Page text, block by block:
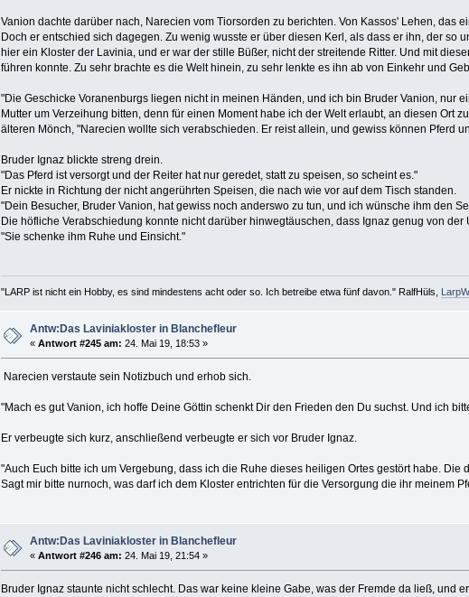
Vanion dachte darüber nach, Narecien vom Tiorsorden zu berichten. Von Kassos' Lehen, das
Doch er entschied sich dagegen. Zu wenig wusste er über diesen Kerl, als dass er ihn, der so
hier ein Kloster der Lavinia, und er war der stille Büßer, nicht der streitende Ritter. Und mit
führen konnte. Zu sehr brachte es die Welt hinein, zu sehr lenkte es ihn ab von Einkehr und
"Die Geschicke Voranenburgs liegen nicht in meinen Händen, und ich bin Bruder Vanion, nur
Mutter um Verzeihung bitten, denn für einen Moment habe ich der Welt erlaubt, an diesen Ort
älteren Mönch, "Narecien wollte sich verabschieden. Er reist allein, und gewiss können Pferd
Bruder Ignaz blickte streng drein.
"Das Pferd ist versorgt und der Reiter hat nur geredet, statt zu speisen, so scheint es."
Er nickte in Richtung der nicht angerührten Speisen, die nach wie vor auf dem Tisch standen.
"Dein Besucher, Bruder Vanion, hat gewiss noch anderswo zu tun, und ich wünsche ihm den
Die höfliche Verabschiedung konnte nicht darüber hinwegtäuschen, dass Ignaz genug von
"Sie schenke ihm Ruhe und Einsicht."
"LARP ist nicht ein Hobby, es sind mindestens acht oder so. Ich betreibe etwa fünf davon." RalfHüls,
Antw:Das Laviniakloster in Blanchefleur
«Antwort #245 am: 24. Mai 19, 18:53 »
Narecien verstaute sein Notizbuch und erhob sich.
"Mach es gut Vanion, ich hoffe Deine Göttin schenkt Dir den Frieden den Du suchst. Und ich
Er verbeugte sich kurz, anschließend verbeugte er sich vor Bruder Ignaz.
"Auch Euch bitte ich um Vergebung, dass ich die Ruhe dieses heiligen Ortes gestört habe.
Sagt mir bitte nurnoch, was darf ich dem Kloster entrichten für die Versorgung die ihr meinem
Antw:Das Laviniakloster in Blanchefleur
«Antwort #246 am: 24. Mai 19, 21:54 »
Bruder Ignaz staunte nicht schlecht. Das war keine kleine Gabe, was der Fremde da ließ, und